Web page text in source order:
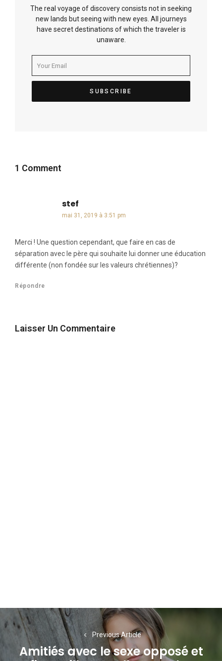
The real voyage of discovery consists not in seeking
new lands but seeing with new eyes. All journeys
have secret destinations of which the traveler is
unaware.
1 Comment
stef
mai 31, 2019 à 3:51 pm
Merci ! Une question cependant, que faire en cas de
séparation avec le père qui souhaite lui donner une éducation
différente (non fondée sur les valeurs chrétiennes)?
Répondre
Laisser Un Commentaire
Navigation
l’article
Previous Article
Amitiés avec le sexe opposé et